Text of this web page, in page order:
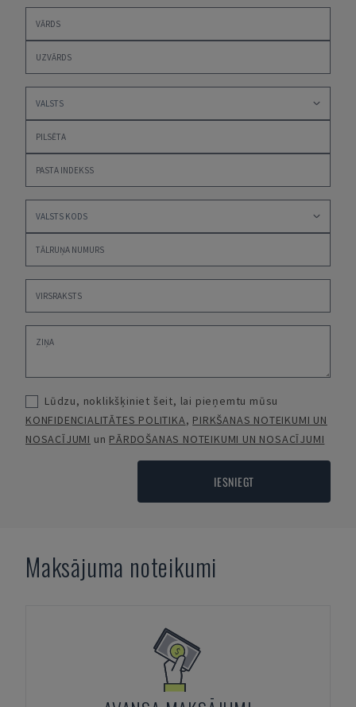
Lūdzu, noklikšķiniet šeit, lai pieņemtu mūsu
KONFIDENCIALITĀTES POLITIKA, PIRKŠANAS NOTEIKUMI UN
NOSACĪJUMI un PĀRDOŠANAS NOTEIKUMI UN NOSACĪJUMI
IESNIEGT
Maksājuma noteikumi